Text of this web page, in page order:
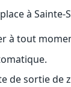
à Sainte-
à tout
de sortie de